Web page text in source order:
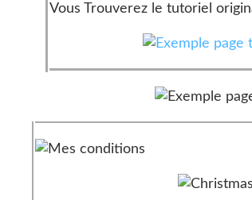
Vous Trouverez le tutoriel